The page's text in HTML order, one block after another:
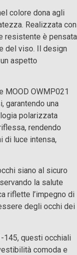
colore dona agli
Realizzata con
resistente è pensata
del viso. Il design
aspetto
MOOD OWMP021
garantendo una
polarizzata
rendendo
di luce intensa,
siano al sicuro
la salute
riflette l’impegno di
degli occhi dei
145, questi occhiali
comoda e